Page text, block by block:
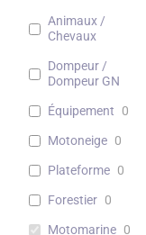
Animaux /
Chevaux
Dompeur /
Dompeur GN
Équipement 0
Motoneige 0
Plateforme 0
Forestier 0
Motomarine 0